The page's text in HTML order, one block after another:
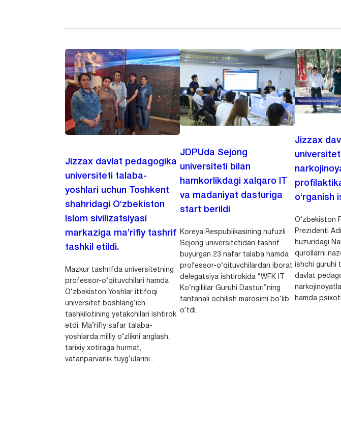
Jizzax davlat pedagogika
universiteti talaba-
yoshlari uchun Toshkent
shahridagi O‘zbekiston
Islom sivilizatsiyasi
markaziga ma’rifiy tashrif
tashkil etildi.
Mazkur tashrifda universitetning
professor-o‘qituvchilari hamda
O‘zbekiston Yoshlar ittifoqi
universitet boshlang‘ich
tashkilotining yetakchilari ishtirok
etdi. Ma’rifiy safar talaba-
yoshlarda milliy o‘zlikni anglash,
tarixiy xotiraga hurmat,
vatanparvarlik tuyg‘ularini...
JDPUda Sejong
universiteti bilan
hamkorlikdagi xalqaro IT
va madaniyat dasturiga
start berildi
Koreya Respublikasining nufuzli
Sejong universitetidan tashrif
buyurgan 23 nafar talaba hamda
professor-o‘qituvchilardan iborat
delegatsiya ishtirokida “WFK IT
Ko‘ngillilar Guruhi Dasturi”ning
tantanali ochilish marosimi bo‘lib
o‘tdi.
Jizzax
o‘rganish
O‘zbekiston
Prezidenti
huzuridagi
qurollarni
ishchi guruhi
davlat
hamda